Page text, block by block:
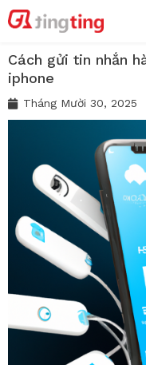
Cách gửi tin nhắn
iphone
Tháng Mười 30, 2025